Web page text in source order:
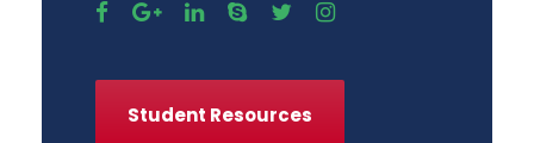
Student Resources